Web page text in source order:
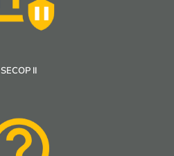
SECOP II